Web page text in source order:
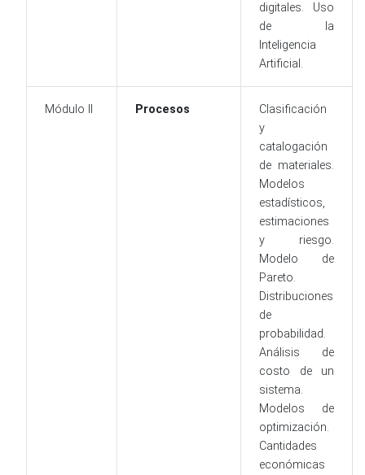
digitales. Uso
de la
Inteligencia
Artificial.
Módulo II Procesos
Clasificación
y
catalogación
de materiales.
Modelos
estadísticos,
estimaciones
y riesgo.
Modelo de
Pareto.
Distribuciones
de
probabilidad.
Análisis de
costo de un
sistema.
Modelos de
optimización.
Cantidades
económicas